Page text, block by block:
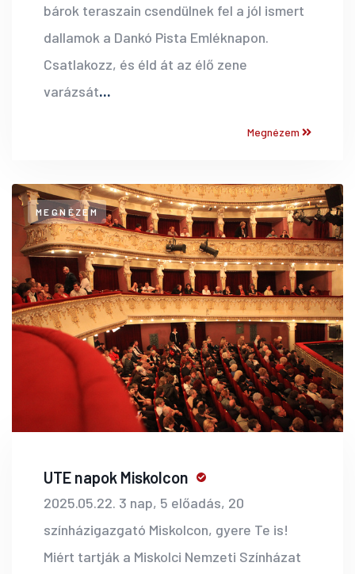
bárok teraszain csendülnek fel a jól ismert
dallamok a Dankó Pista Emléknapon.
Csatlakozz, és éld át az élő zene
varázsát...
Megnézem
MEGNÉZEM
UTE napok Miskolcon
2025.05.22. 3 nap, 5 előadás, 20
színházigazgató Miskolcon, gyere Te is!
Miért tartják a Miskolci Nemzeti Színházat